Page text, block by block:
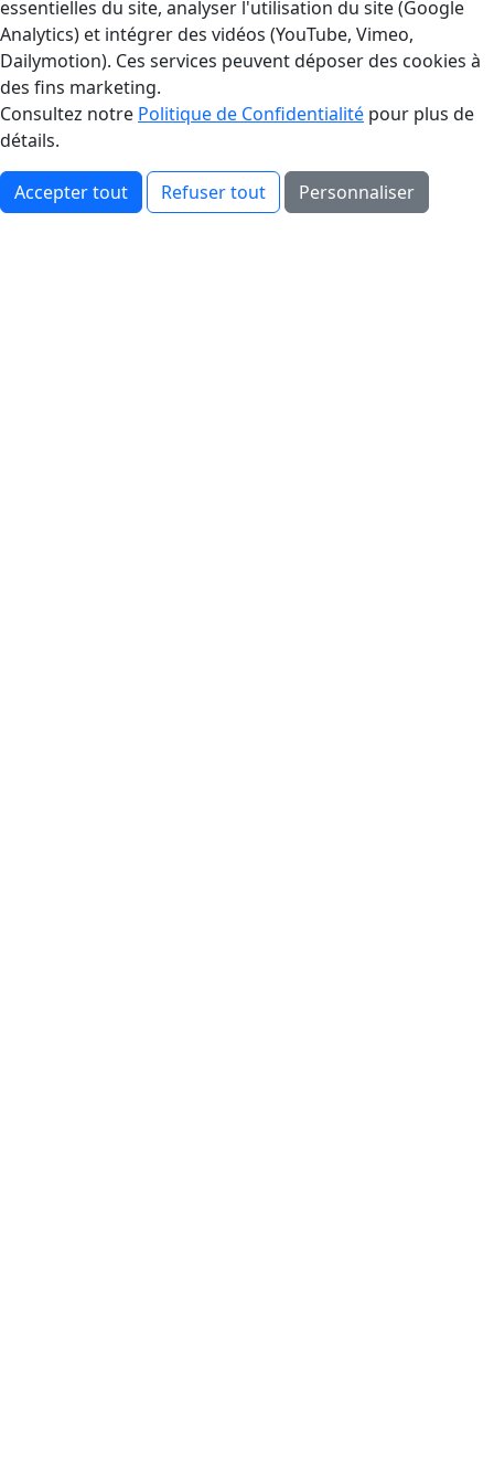
essentielles du site, analyser l'utilisation du site (Google
Analytics) et intégrer des vidéos (YouTube, Vimeo,
Dailymotion). Ces services peuvent déposer des cookies à
des fins marketing.
Consultez notre Politique de Confidentialité pour plus de
détails.
Accepter tout Refuser tout Personnaliser